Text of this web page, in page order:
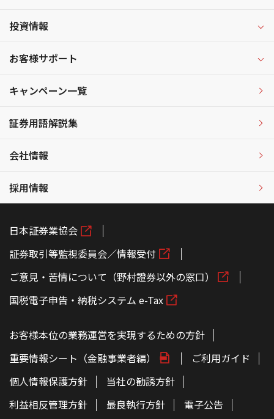
投資情報
お客様サポート
キャンペーン一覧
証券用語解説集
会社情報
採用情報
日本証券業協会
証券取引等監視委員会／情報受付
ご意見・苦情について（野村證券以外の窓口）
国税電子申告・納税システム e-Tax
お客様本位の業務運営を実現するための方針
重要情報シート（金融事業者編）
ご利用ガイド
個人情報保護方針
当社の勧誘方針
利益相反管理方針
最良執行方針
電子公告